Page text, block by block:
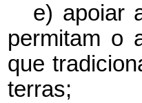
e) apoiar
permitam o
que
terras;